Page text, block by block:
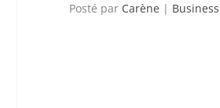
Posté par Carène | Business